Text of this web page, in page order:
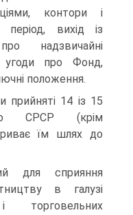
контори і
період, вихід із
надзвичайні
угоди про Фонд,
положення.
14 із 15
СРСР (крім
їм шлях до
для сприяння
в галузі
торговельних